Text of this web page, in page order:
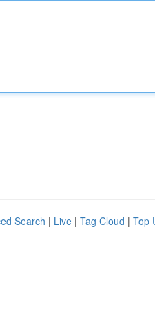
Search | Live | Tag Cloud | Top